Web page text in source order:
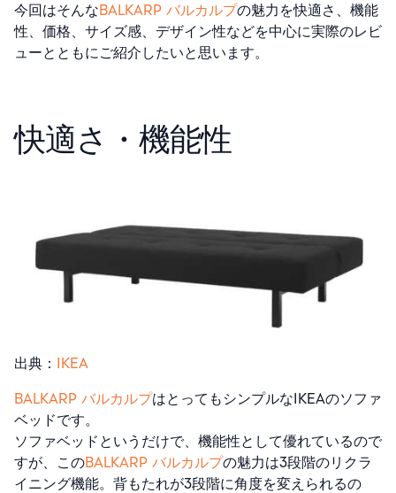
今回はそんなBALKARP バルカルプの魅力を快適さ、機能
性、価格、サイズ感、デザイン性などを中心に実際のレビ
ューとともにご紹介したいと思います。
快適さ・機能性
出典： IKEA
BALKARP バルカルプはとってもシンプルなIKEAのソファ
ベッドです。
ソファベッドというだけで、機能性として優れているので
すが、このBALKARP バルカルプの魅力は3段階のリクラ
イニング機能。背もたれが3段階に角度を変えられるの